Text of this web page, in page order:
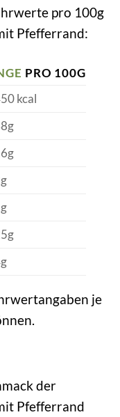
pro 100g
Pfefferrand:
PRO 100G
kcal
je
der
Pfefferrand